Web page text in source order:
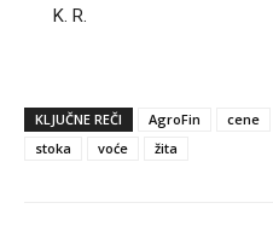
K. R.
KLJUČNE REČI AgroFin cene
stoka
voće žita